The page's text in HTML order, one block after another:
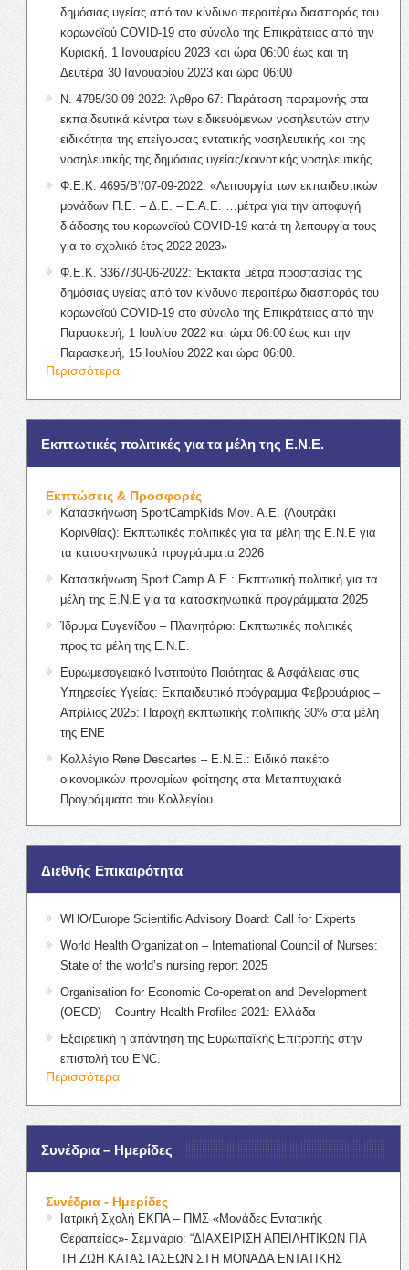
δημόσιας υγείας από τον κίνδυνο περαιτέρω διασποράς του
κορωνοϊού COVID-19 στο σύνολο της Επικράτειας από την
Κυριακή, 1 Ιανουαρίου 2023 και ώρα 06:00 έως και τη
Δευτέρα 30 Ιανουαρίου 2023 και ώρα 06:00
Ν. 4795/30-09-2022: Άρθρο 67: Παράταση παραμονής στα
εκπαιδευτικά κέντρα των ειδικευόμενων νοσηλευτών στην
ειδικότητα της επείγουσας εντατικής νοσηλευτικής και της
νοσηλευτικής της δημόσιας υγείας/κοινοτικής νοσηλευτικής
Φ.Ε.Κ. 4695/Β’/07-09-2022: «Λειτουργία των εκπαιδευτικών
μονάδων Π.Ε. – Δ.Ε. – Ε.Α.Ε. …μέτρα για την αποφυγή
διάδοσης του κορωνοϊού COVID-19 κατά τη λειτουργία τους
για το σχολικό έτος 2022-2023»
Φ.Ε.Κ. 3367/30-06-2022: Έκτακτα μέτρα προστασίας της
δημόσιας υγείας από τον κίνδυνο περαιτέρω διασποράς του
κορωνοϊού COVID-19 στο σύνολο της Επικράτειας από την
Παρασκευή, 1 Ιουλίου 2022 και ώρα 06:00 έως και την
Παρασκευή, 15 Ιουλίου 2022 και ώρα 06:00.
Περισσότερα
Εκπτωτικές πολιτικές για τα μέλη της Ε.Ν.Ε.
Εκπτώσεις & Προσφορές
Κατασκήνωση SportCampKids Μον. Α.Ε. (Λουτράκι
Κορινθίας): Εκπτωτικές πολιτικές για τα μέλη της Ε.Ν.Ε για
τα κατασκηνωτικά προγράμματα 2026
Κατασκήνωση Sport Camp Α.Ε.: Εκπτωτική πολιτική για τα
μέλη της Ε.Ν.Ε για τα κατασκηνωτικά προγράμματα 2025
Ίδρυμα Ευγενίδου – Πλανητάριο: Εκπτωτικές πολιτικές
προς τα μέλη της Ε.Ν.Ε.
Ευρωμεσογειακό Ινστιτούτο Ποιότητας & Ασφάλειας στις
Υπηρεσίες Υγείας: Εκπαιδευτικό πρόγραμμα Φεβρουάριος –
Απρίλιος 2025: Παροχή εκπτωτικής πολιτικής 30% στα μέλη
της ΕΝΕ
Κολλέγιο Rene Descartes – Ε.Ν.Ε.: Ειδικό πακέτο
οικονομικών προνομίων φοίτησης στα Μεταπτυχιακά
Προγράμματα του Κολλεγίου.
Διεθνής Επικαιρότητα
WHO/Europe Scientific Advisory Board: Call for Experts
World Health Organization – International Council of Nurses:
State of the world’s nursing report 2025
Organisation for Economic Co-operation and Development
(OECD) – Country Health Profiles 2021: Ελλάδα
Εξαιρετική η απάντηση της Ευρωπαϊκής Επιτροπής στην
επιστολή του ENC.
Περισσότερα
Συνέδρια – Ημερίδες
Συνέδρια - Ημερίδες
Ιατρική Σχολή ΕΚΠΑ – ΠΜΣ «Μονάδες Εντατικής
Θεραπείας»- Σεμινάριο: “ΔΙΑΧΕΙΡΙΣΗ ΑΠΕΙΛΗΤΙΚΩΝ ΓΙΑ
ΤΗ ΖΩΗ ΚΑΤΑΣΤΑΣΕΩΝ ΣΤΗ ΜΟΝΑΔΑ ΕΝΤΑΤΙΚΗΣ